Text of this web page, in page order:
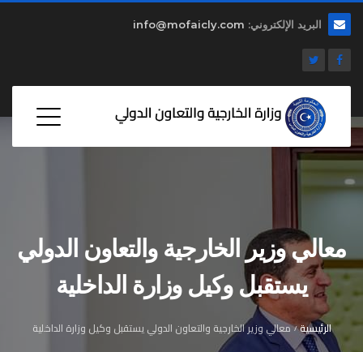
البريد الإلكتروني:
معالي وزير الخارجية والتعاون الدولي
يستقبل وكيل وزارة الداخلية
الرئيسية معالي وزير الخارجية والتعاون الدولي يستقبل وكيل وزارة الداخلية